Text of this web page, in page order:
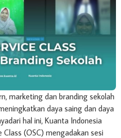
marketing dan branding sekolah
daya saing dan daya
hal ini, Kuanta Indonesia
(OSC) mengadakan sesi